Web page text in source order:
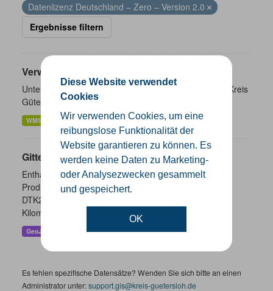
Diese Website verwendet
Cookies
Wir verwenden Cookies, um eine
reibungslose Funktionalität der
Website garantieren zu können. Es
werden keine Daten zu Marketing-
oder Analysezwecken gesammelt
und gespeichert.
OK
Datenlizenz Deutschland – Zero – Version 2.0
Ergebnisse filtern
Verwaltungsgrenzen
Unterschiedliche Ebenen der Verwaltungsgrenzen im Kreis
Gütersloh
WMS SHP GeoJSON KML
Gitternetze
Enthalten sind die Gitternetze/ Blattschnitte folgender
Produkte: - DTK100 - DTK50 - TK25 (Meßtischblatt) -
DTK25 - DOP10 - DGK5 Höhenfolie - DGK5 (GK3) -
Kilometerquadrat (GK3)...
GeoJSON WMS
Es fehlen spezifische Datensätze? Wenden Sie sich bitte an einen
Administrator unter:support.gis@kreis-guetersloh.de